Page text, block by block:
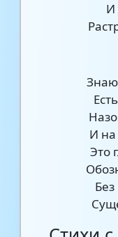
И
И на
Это